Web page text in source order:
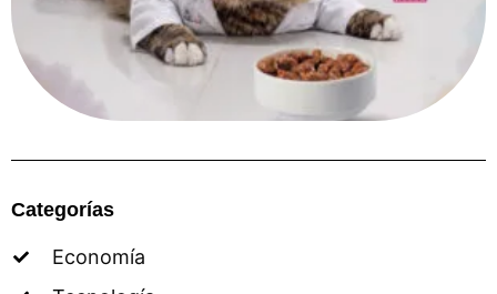
Categorías
Economía